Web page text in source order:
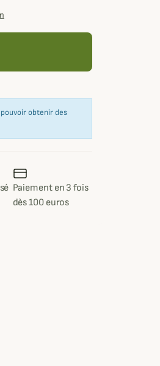
obtenir des
Paiement en 3 fois
dès 100 euros